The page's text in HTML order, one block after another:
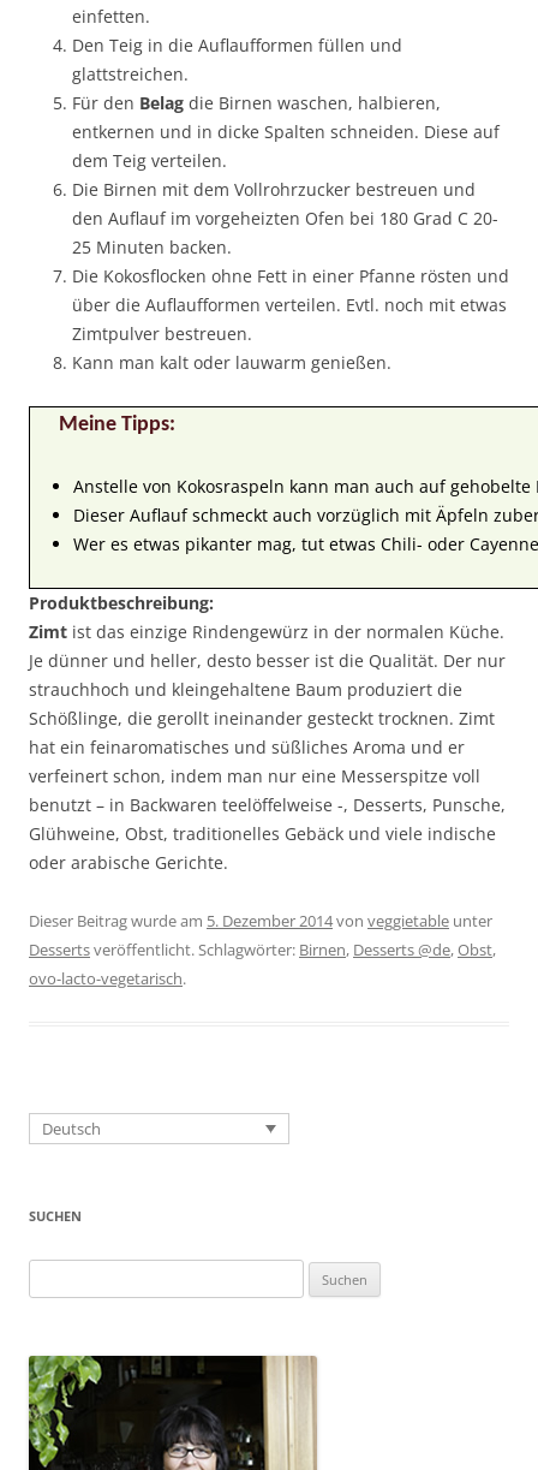
einfetten.
Den Teig in die Auflaufformen füllen und
glattstreichen.
Für den Belag die Birnen waschen, halbieren,
entkernen und in dicke Spalten schneiden. Diese auf
dem Teig verteilen.
Die Birnen mit dem Vollrohrzucker bestreuen und
den Auflauf im vorgeheizten Ofen bei 180 Grad C 20-
25 Minuten backen.
Die Kokosflocken ohne Fett in einer Pfanne rösten und
über die Auflaufformen verteilen. Evtl. noch mit etwas
Zimtpulver bestreuen.
Kann man kalt oder lauwarm genießen.
Meine Tipps:
Anstelle von Kokosraspeln kann man auch auf
Dieser Auflauf schmeckt auch vorzüglich mit Äpfeln
Wer es etwas pikanter mag, tut etwas Chili- oder
Produktbeschreibung:
Zimt ist das einzige Rindengewürz in der normalen Küche.
Je dünner und heller, desto besser ist die Qualität. Der nur
strauchhoch und kleingehaltene Baum produziert die
Schößlinge, die gerollt ineinander gesteckt trocknen. Zimt
hat ein feinaromatisches und süßliches Aroma und er
verfeinert schon, indem man nur eine Messerspitze voll
benutzt – in Backwaren teelöffelweise -, Desserts, Punsche,
Glühweine, Obst, traditionelles Gebäck und viele indische
oder arabische Gerichte.
Dieser Beitrag wurde am 5. Dezember 2014von veggietable unter
Dessertsveröffentlicht. Schlagwörter: Birnen, Desserts @de,Obst,
ovo-lacto-vegetarisch.
Deutsch
SUCHEN
nach: